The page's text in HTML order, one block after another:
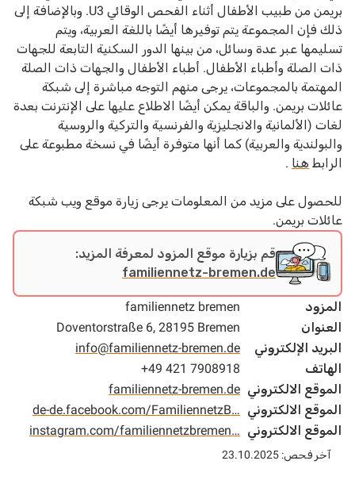
بريمن من طبيب الأطفال أثناء الفحص الوقائي U3. وبالإضافة إلى
ذلك فإن المجموعة يتم توفيرها أيضًا باللغة العربية، ويتم
تسليمها عبر عدة وسائل، من بينها الدور السكنية التابعة للجهات
ذات الصلة وأطباء الأطفال. أطباء الأطفال والجهات ذات الصلة
المهتمة بالمجموعات، يرجى منهم التوجه مباشرة إلى شبكة
عائلات بريمن. والباقة يمكن أيضًا الاطلاع عليها على الإنترنت بعدة
لغات (الألمانية والانجليزية والفرنسية والتركية والروسية
والبولندية والعربية) كما أنها متوفرة أيضًا في نسخة مطبوعة على
الرابط هنا .
للحصول على مزيد من المعلومات يرجى زيارة موقع ويب شبكة
عائلات بريمن.
قم بزيارة موقع المزود لمعرفة المزيد:
familiennetz-bremen.de
المزود
familiennetz bremen
العنوان
Doventorstraße 6, 28195 Bremen
البريد الإلكتروني
info@familiennetz-bremen.de
الهاتف
+49 421 7908918
الموقع الالكتروني familiennetz-bremen.de
الموقع الالكتروني de-de.facebook.com/FamiliennetzB…
الموقع الالكتروني instagram.com/familiennetzbremen…
آخر فحص: 23.10.2025